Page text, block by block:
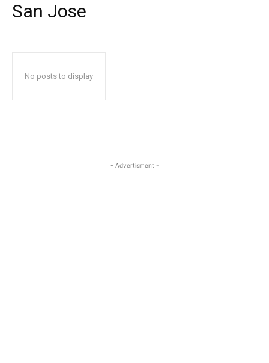
San Jose
No posts to display
- Advertisment -